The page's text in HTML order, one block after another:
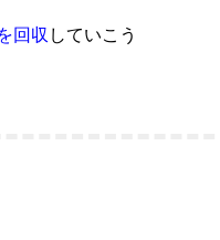
回収 していこう